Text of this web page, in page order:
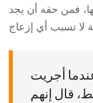
فمن حقه أن يجد
أجريت
قال إنهم